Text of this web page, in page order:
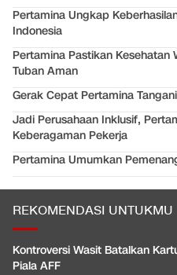
Pertamina Ungkap
Indonesia
Pertamina Pastikan Kesehatan
Tuban Aman
Gerak Cepat Pertamina
Jadi Perusahaan Inklusif,
Keberagaman Pekerja
Pertamina Umumkan
REKOMENDASI UNTUKMU
Kontroversi Wasit Batalkan
Piala AFF